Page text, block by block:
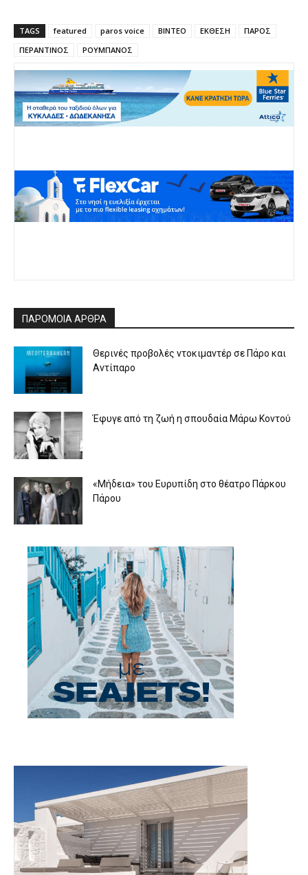
TAGS featured paros voice ΒΙΝΤΕΟ ΕΚΘΕΣΗ
ΠΑΡΟΣ
ΠΕΡΑΝΤΙΝΟΣ
ΡΟΥΜΠΑΝΟΣ
ΠΑΡΟΜΟΙΑ ΑΡΘΡΑ
Θερινές προβολές ντοκιμαντέρ σε Πάρο και
Αντίπαρο
Έφυγε από τη ζωή η σπουδαία Μάρω Κοντού
«Μήδεια» του Ευρυπίδη στο θέατρο Πάρκου
Πάρου